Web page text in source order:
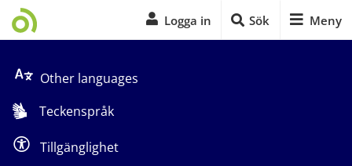
Logga in Sök Meny
Other languages
Teckenspråk
Tillgänglighet